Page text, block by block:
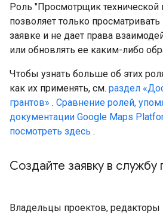
Роль "Просмотрщик
позволяет только
заявке и не дает права
или обновлять ее каким-либо
Чтобы узнать больше об этих
как их применять, см. раздел
грантов» . Сравнение ролей,
документации Google Maps
посмотреть здесь .
Создайте заявку в
Владельцы проектов, редакторы